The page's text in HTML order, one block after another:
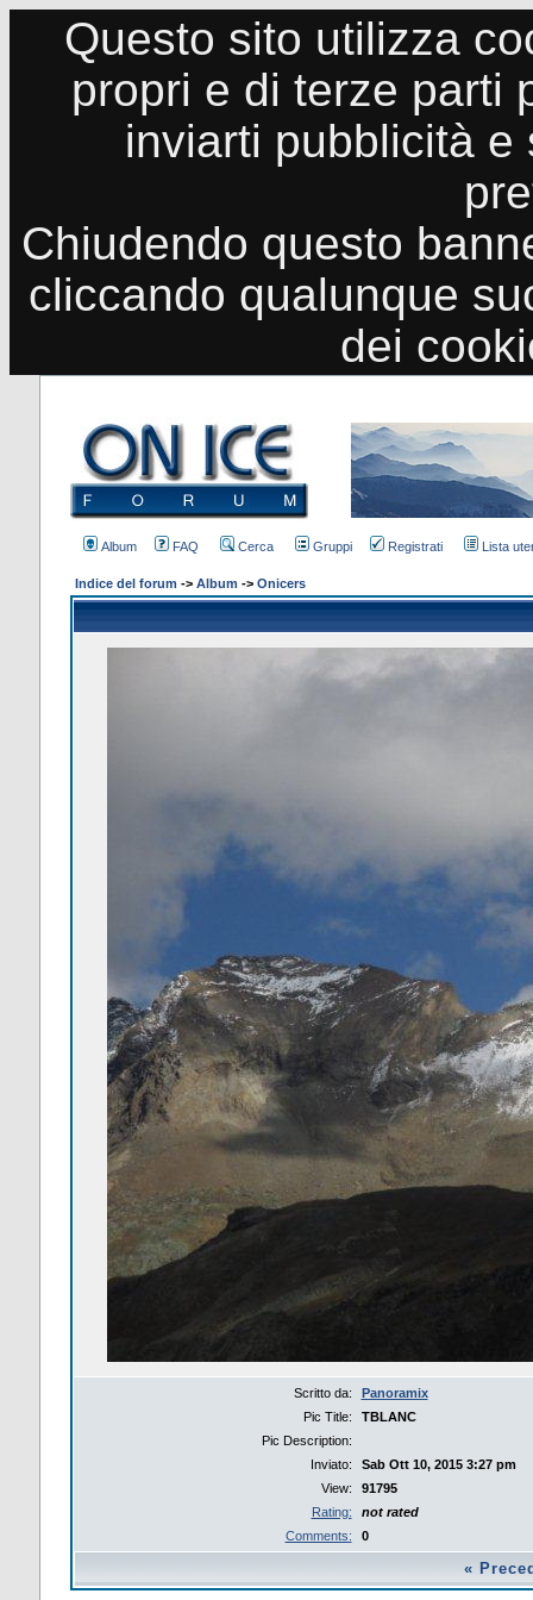
Questo sito utilizza
propri e di terze parti
inviarti pubblicità
Chiudendo questo
cliccando qualunque
dei
Album FAQ Cerca Gruppi Registrati Lista
Indice del forum -> Album -> Onicers
Scritto da:
Panoramix
Pic Title:
TBLANC
Pic Description:
Inviato:
Sab Ott 10, 2015 3:27 pm
View:
91795
Rating:
not rated
Comments:
0
«